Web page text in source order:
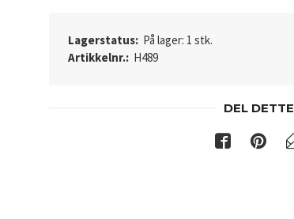
Lagerstatus: På lager: 1 stk.
Artikkelnr.: H489
DEL DETTE